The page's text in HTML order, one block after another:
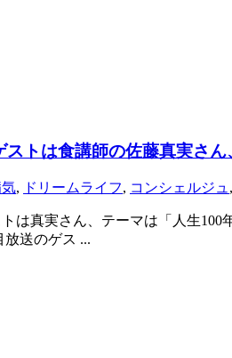
ストは食講師の佐藤真実さ
, ドリームライフ, コンシェルジュ ,
は真実さん、テーマは「人生
放送のゲス ...